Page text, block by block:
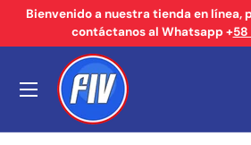
Ir al contenido
Bienvenido a nuestra tienda en línea,
contáctanos al Whatsapp +58
Buscar
Tipo de producto
Menú